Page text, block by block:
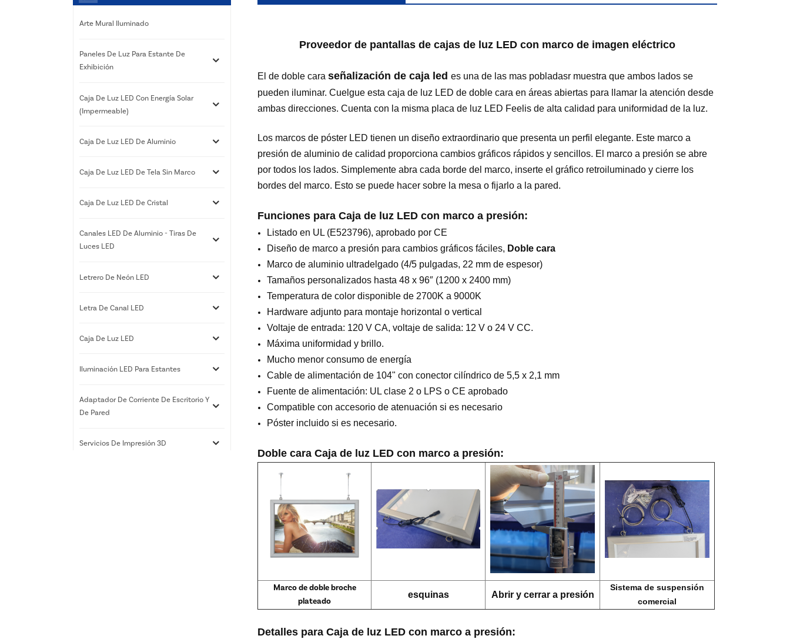
Proveedor de pantallas de cajas de luz LED con marco de imagen eléctrico
El de doble cara señalización de caja led es una de las mas pobladasr muestra que ambos lados se
pueden iluminar. Cuelgue esta caja de luz LED de doble cara en áreas abiertas para llamar la atención desde
ambas direcciones. Cuenta con la misma placa de luz LED Feelis de alta calidad para uniformidad de la luz.
Los marcos de póster LED tienen un diseño extraordinario que presenta un perfil elegante. Este marco a
presión de aluminio de calidad proporciona cambios gráficos rápidos y sencillos. El marco a presión se abre
por todos los lados. Simplemente abra cada borde del marco, inserte el gráfico retroiluminado y cierre los
bordes del marco. Esto se puede hacer sobre la mesa o fijarlo a la pared.
Funciones para Caja de luz LED con marco a presión:
Listado en UL (E523796), aprobado por CE
Diseño de marco a presión para cambios gráficos fáciles, Doble cara
Marco de aluminio ultradelgado (4/5 pulgadas, 22 mm de espesor)
Tamaños personalizados hasta 48 x 96″ (1200 x 2400 mm)
Temperatura de color disponible de 2700K a 9000K
Hardware adjunto para montaje horizontal o vertical
Voltaje de entrada: 120 V CA, voltaje de salida: 12 V o 24 V CC.
Máxima uniformidad y brillo.
Mucho menor consumo de energía
Cable de alimentación de 104" con conector cilíndrico de 5,5 x 2,1 mm
Fuente de alimentación: UL clase 2 o LPS o CE aprobado
Compatible con accesorio de atenuación si es necesario
Póster incluido si es necesario.
Doble cara Caja de luz LED con marco a presión:
Marco de doble broche
plateado
esquinas Abrir y cerrar a presión
Sistema de suspensión
comercial
Detalles para Caja de luz LED con marco a presión:
Arte Mural Iluminado
Paneles De Luz Para Estante De
Exhibición
Caja De Luz LED Con Energía Solar
(impermeable)
Caja De Luz LED De Aluminio
Caja De Luz LED De Tela Sin Marco
Caja De Luz LED De Cristal
Canales LED De Aluminio - Tiras De
Luces LED
Letrero De Neón LED
Letra De Canal LED
Caja De Luz LED
Iluminación LED Para Estantes
Adaptador De Corriente De Escritorio Y
De Pared
Servicios De Impresión 3D